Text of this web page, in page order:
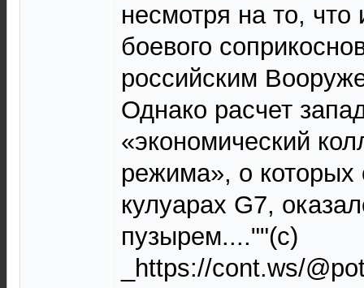
несмотря на то,
боевого
российским
Однако расчет
«экономический
режима», о которых
кулуарах G7,
пузырем....""(с)
_https://cont.ws/